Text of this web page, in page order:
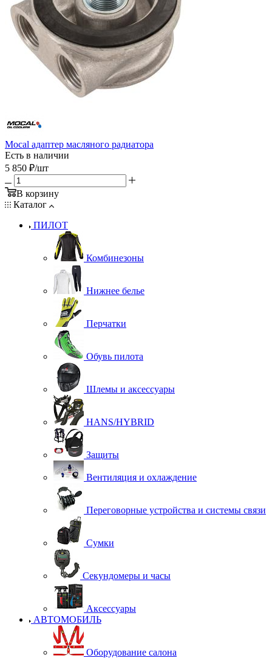
Mocal адаптер масляного радиатора
Есть в наличии
5 850 ₽/шт
В корзину
Каталог
ПИЛОТ
Комбинезоны
Нижнее белье
Перчатки
Обувь пилота
Шлемы и аксессуары
HANS/HYBRID
Защиты
Вентиляция и охлаждение
Переговорные устройства и системы связи
Сумки
Секундомеры и часы
Аксессуары
АВТОМОБИЛЬ
Оборудование салона